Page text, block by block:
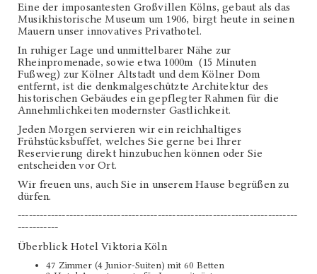
Eine der imposantesten Großvillen Kölns, gebaut als das
Musikhistorische Museum um 1906, birgt heute in seinen
Mauern unser innovatives Privathotel.
In ruhiger Lage und unmittelbarer Nähe zur
Rheinpromenade, sowie etwa 1000m (15 Minuten
Fußweg) zur Kölner Altstadt und dem Kölner Dom
entfernt, ist die denkmalgeschützte Architektur des
historischen Gebäudes ein gepflegter Rahmen für die
Annehmlichkeiten modernster Gastlichkeit.
Jeden Morgen servieren wir ein reichhaltiges
Frühstücksbuffet, welches Sie gerne bei Ihrer
Reservierung direkt hinzubuchen können oder Sie
entscheiden vor Ort.
Wir freuen uns, auch Sie in unserem Hause begrüßen zu
dürfen.
----------------------------------------------------------------------------
-----------
Überblick Hotel Viktoria Köln
47 Zimmer (4 Junior-Suiten) mit 60 Betten